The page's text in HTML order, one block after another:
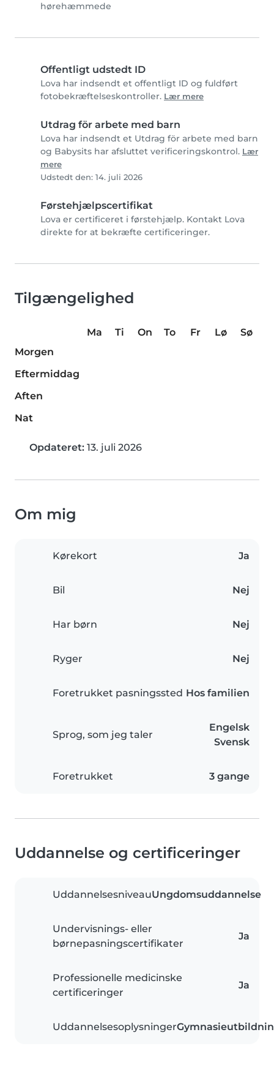
hørehæmmede
Offentligt udstedt ID
Lova har indsendt et offentligt ID og fuldført
fotobekræftelseskontroller. Lær mere
Utdrag för arbete med barn
Lova har indsendt et Utdrag för arbete med barn
og Babysits har afsluttet verificeringskontrol. Lær
mere
Udstedt den: 14. juli 2026
Førstehjælpscertifikat
Lova er certificeret i førstehjælp. Kontakt Lova
direkte for at bekræfte certificeringer.
Tilgængelighed
Ma Ti On To Fr Lø
Sø
Morgen
Eftermiddag
Aften
Nat
Opdateret: 13. juli 2026
Om mig
Kørekort Ja
Bil Nej
Har børn Nej
Ryger Nej
Foretrukket pasningssted Hos familien
Sprog, som jeg taler
Engelsk
Svensk
Foretrukket 3 gange
Uddannelse og certificeringer
UddannelsesniveauUngdomsuddannelse
Undervisnings- eller
børnepasningscertifikater
Ja
Professionelle medicinske
certificeringer
Ja
Uddannelsesoplysninger